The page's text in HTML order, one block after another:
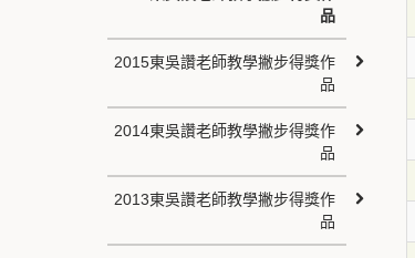
品
2015東吳讚老師教學撇步得獎作
品
2014東吳讚老師教學撇步得獎作
品
2013東吳讚老師教學撇步得獎作
品